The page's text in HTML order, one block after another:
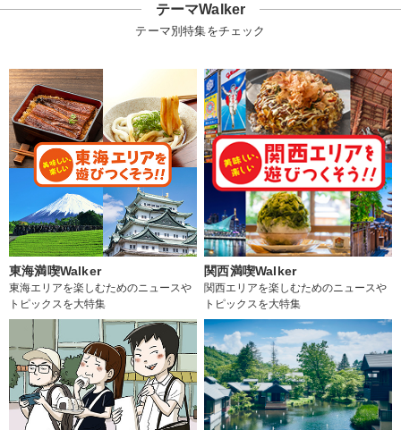
テーマWalker
テーマ別特集をチェック
東海満喫Walker
東海エリアを楽しむためのニュースや
トピックスを大特集
関西満喫Walker
関西エリアを楽しむためのニュースや
トピックスを大特集